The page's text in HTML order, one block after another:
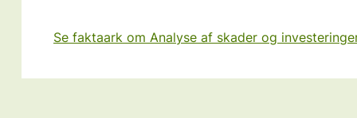
Se faktaark om Analyse af skader og